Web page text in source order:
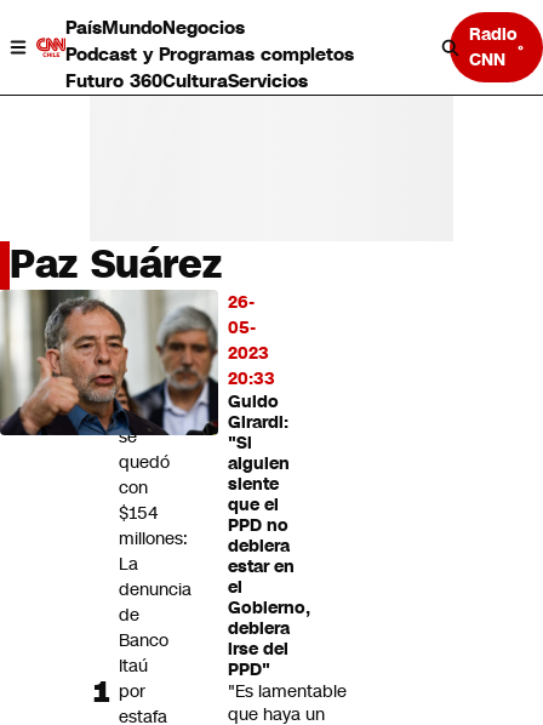
PaísMundoNegocios
Podcast y Programas completos
Futuro 360CulturaServicios
Radio
CNN
País
Mundo
Negocios
Deportes
Programas completos
Cultura
CNN tiempo
Paz Suárez
26-
05-
2023
20:33
Guido
Girardi:
"Si
alguien
siente
que el
PPD no
debiera
estar en
el
Gobierno,
debiera
irse del
PPD"
"Es lamentable
que haya un
LO
MÁS
LEÍDO
Cliente
se
quedó
con
$154
millones:
La
denuncia
de
Banco
Itaú
por
estafa